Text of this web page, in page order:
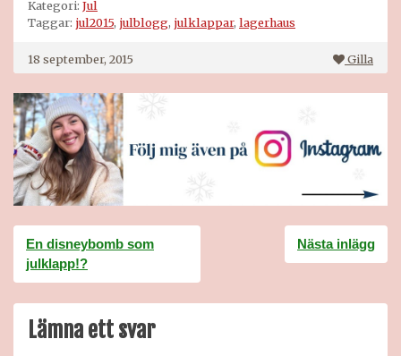
Kategori: Jul
Taggar: jul2015, julblogg, julklappar, lagerhaus
18 september, 2015 Gilla
Inläggsnavigering
En disneybomb som
julklapp!?
Nästa inlägg
Lämna ett svar